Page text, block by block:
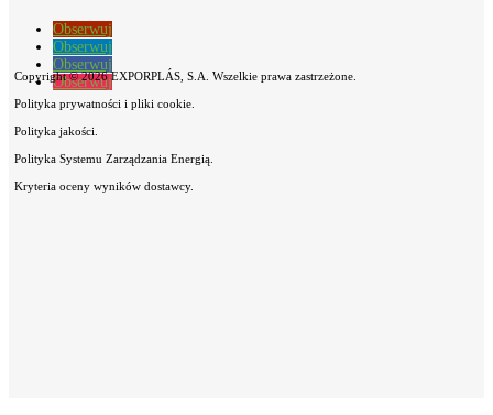
Obserwuj
Obserwuj
Obserwuj
Obserwuj
Copyright © 2026 EXPORPLÁS, S.A. Wszelkie prawa zastrzeżone.
Polityka prywatności i pliki cookie.
Polityka jakości.
Polityka Systemu Zarządzania Energią.
Kryteria oceny wyników dostawcy.